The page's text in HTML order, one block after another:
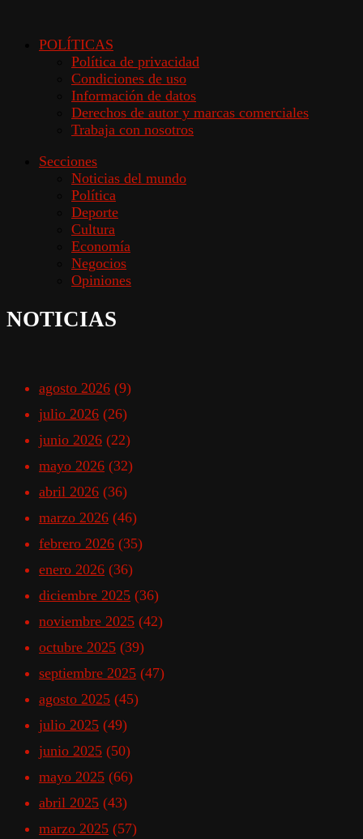
POLÍTICAS
Política de privacidad
Condiciones de uso
Información de datos
Derechos de autor y marcas comerciales
Trabaja con nosotros
Secciones
Noticias del mundo
Política
Deporte
Cultura
Economía
Negocios
Opiniones
NOTICIAS
agosto 2026 (9)
julio 2026 (26)
junio 2026 (22)
mayo 2026 (32)
abril 2026 (36)
marzo 2026 (46)
febrero 2026 (35)
enero 2026 (36)
diciembre 2025 (36)
noviembre 2025 (42)
octubre 2025 (39)
septiembre 2025 (47)
agosto 2025 (45)
julio 2025 (49)
junio 2025 (50)
mayo 2025 (66)
abril 2025 (43)
marzo 2025 (57)